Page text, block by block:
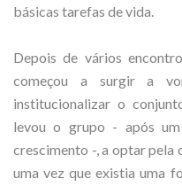
básicas tarefas de vida.
Depois de vários
começou a surgir a
institucionalizar o
levou o grupo - após
crescimento -, a optar pela
uma vez que existia uma